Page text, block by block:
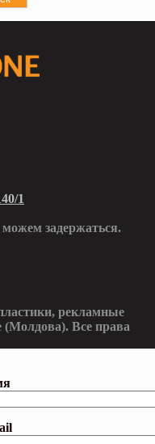
1
задержаться.
рекламные
Все права